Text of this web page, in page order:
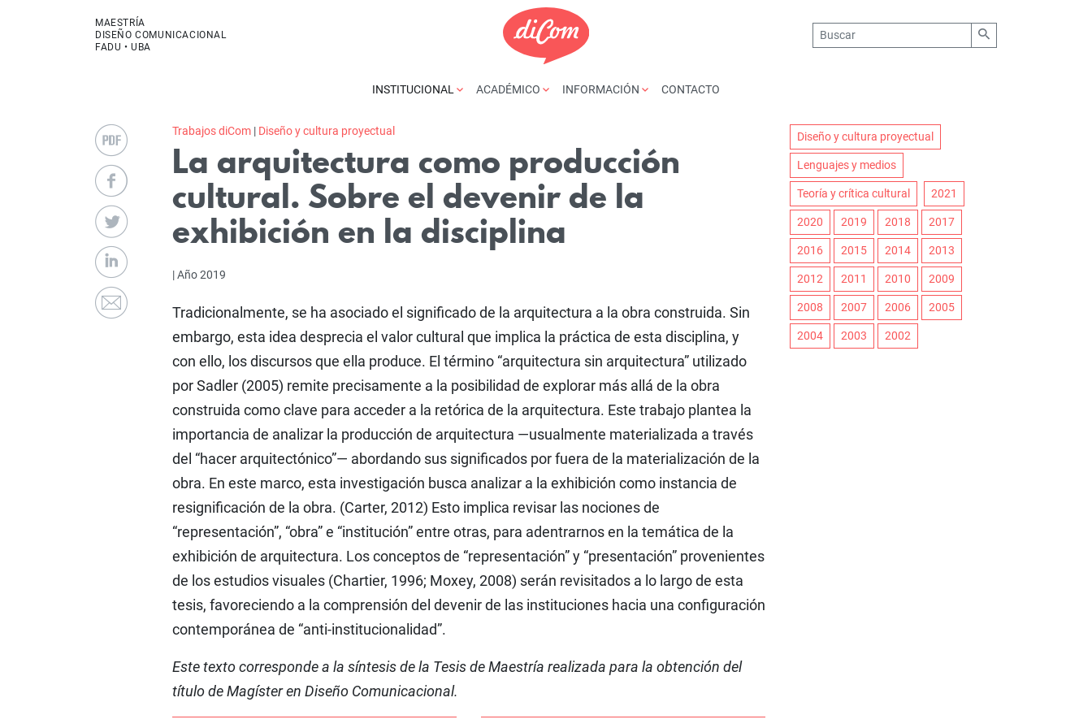
MAESTRÍA
DISEÑO COMUNICACIONAL
FADU • UBA
INSTITUCIONAL ACADÉMICO INFORMACIÓN CONTACTO
Trabajos diCom| Diseño y cultura proyectual
La arquitectura como producción
cultural. Sobre el devenir de la
exhibición en la disciplina
| Año 2019
Tradicionalmente, se ha asociado el significado de la arquitectura a la obra construida. Sin
embargo, esta idea desprecia el valor cultural que implica la práctica de esta disciplina, y
con ello, los discursos que ella produce. El término “arquitectura sin arquitectura” utilizado
por Sadler (2005) remite precisamente a la posibilidad de explorar más allá de la obra
construida como clave para acceder a la retórica de la arquitectura. Este trabajo plantea la
importancia de analizar la producción de arquitectura —usualmente materializada a través
del “hacer arquitectónico”— abordando sus significados por fuera de la materialización de la
obra. En este marco, esta investigación busca analizar a la exhibición como instancia de
resignificación de la obra. (Carter, 2012) Esto implica revisar las nociones de
“representación”, “obra” e “institución” entre otras, para adentrarnos en la temática de la
exhibición de arquitectura. Los conceptos de “representación” y “presentación” provenientes
de los estudios visuales (Chartier, 1996; Moxey, 2008) serán revisitados a lo largo de esta
tesis, favoreciendo a la comprensión del devenir de las instituciones hacia una configuración
contemporánea de “anti-institucionalidad”.
Este texto corresponde a la síntesis de la Tesis de Maestría realizada para la obtención del
título de Magíster en Diseño Comunicacional.
Diseño y cultura proyectual
Lenguajes y medios
Teoría y crítica cultural 2021
2020 2019 2018 2017
2016 2015 2014 2013
2012 2011 2010 2009
2008 2007 2006 2005
2004 2003 2002